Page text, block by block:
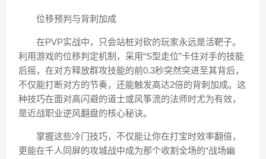
位移预判与背刺加成
在PVP实战中，只会站桩对砍的玩家永远是活靶子。
利用游戏的位移判定机制，采用“S型走位”卡住对手的技能
后摇，在对方释放群攻技能的前0.3秒突然突进至其背后，
不仅能打断对方的节奏，还能触发高达2倍的背刺加成。这
种技巧在面对高闪避的道士或风筝流的法师时尤为有效，
是近战职业逆风翻盘的核心秘诀。
掌握这些冷门技巧，不仅能让你在打宝时效率翻倍，
更能在千人同屏的攻城战中成为那个收割全场的“战场幽